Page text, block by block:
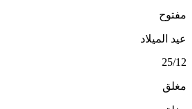
مفتوح
عيد الميلاد
25/12
مغلق